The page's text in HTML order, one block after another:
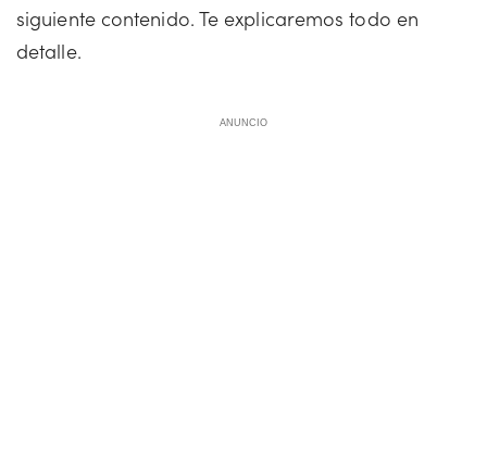
siguiente contenido. Te explicaremos todo en
detalle.
ANUNCIO